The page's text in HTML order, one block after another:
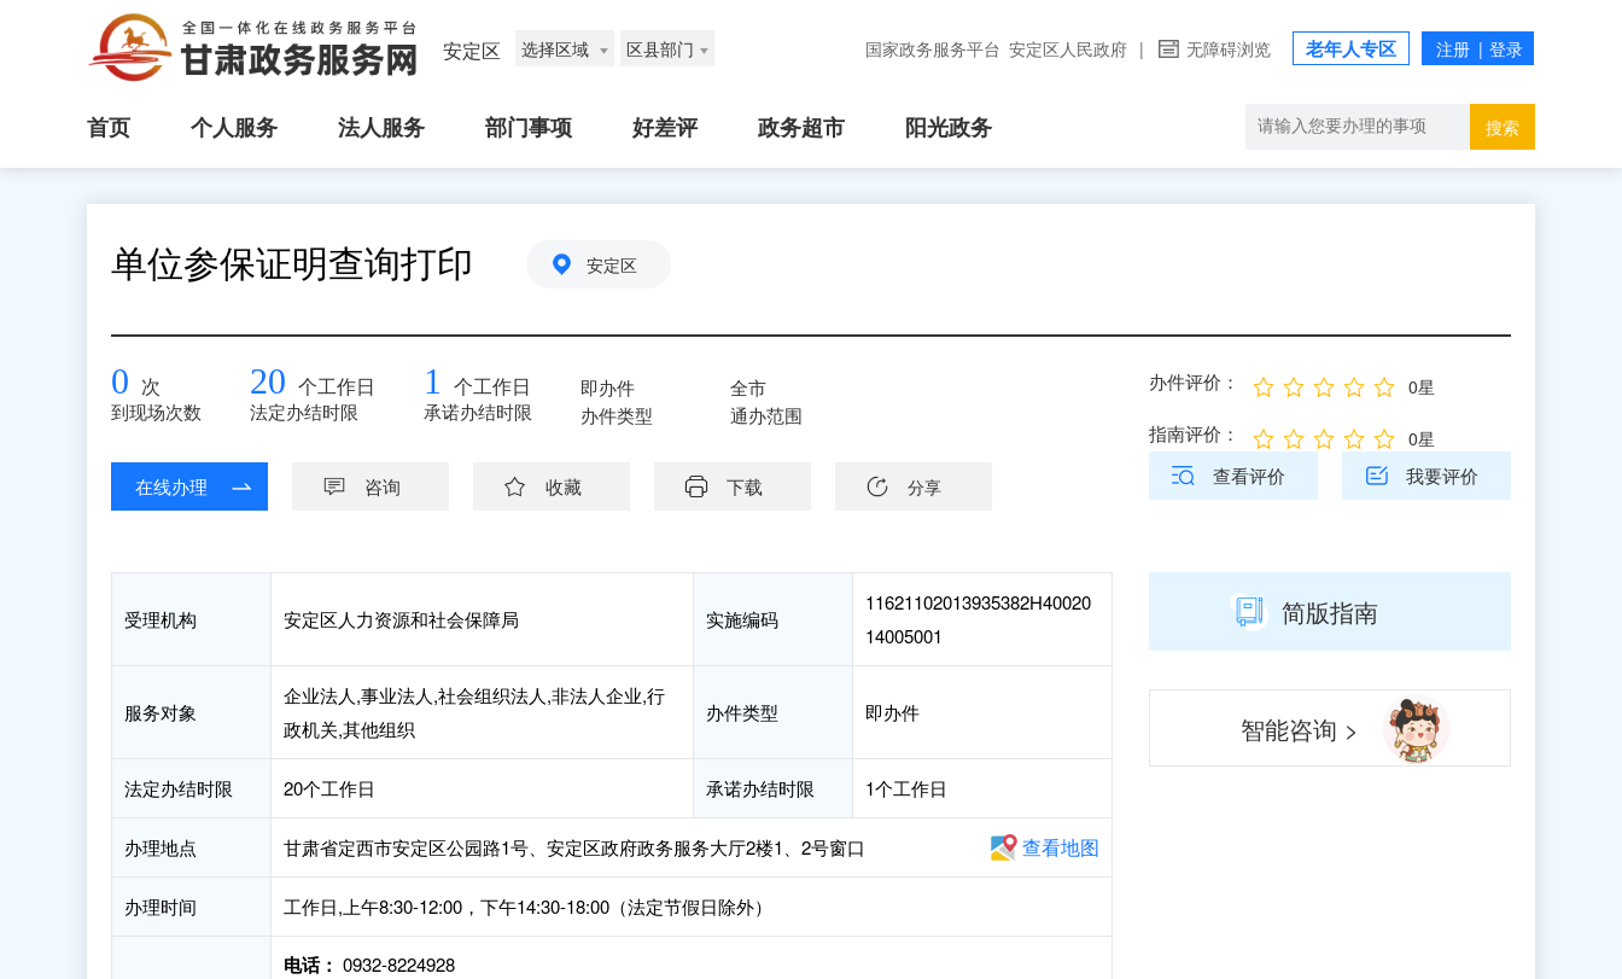
安定区 选择区域 区县部门 国家政务服务平台 安定区人民政府 | 无障碍浏览 老年人专区
首页 个人服务 法人服务 部门事项 好差评 政务超市 阳光政务 搜索
单位参保证明查询打印 安定区
0 次
到现场次数
20 个工作日
法定办结时限
1 个工作日
承诺办结时限
即办件
办件类型
全市
通办范围
在线办理 咨询 收藏 下载 分享
办件评价： 0星
指南评价： 0星
查看评价 我要评价
受理机构 安定区人力资源和社会保障局 实施编码
11621102013935382H40020
14005001
服务对象
企业法人,事业法人,社会组织法人,非法人企业,行
政机关,其他组织
办件类型 即办件
法定办结时限 20个工作日 承诺办结时限 1个工作日
办理地点 甘肃省定西市安定区公园路1号、安定区政府政务服务大厅2楼1、2号窗口 查看地图
办理时间 工作日,上午8:30-12:00，下午14:30-18:00（法定节假日除外）
电话： 0932-8224928
简版指南
智能咨询 >